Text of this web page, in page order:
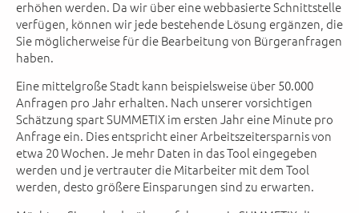
erhöhen werden. Da wir über eine webbasierte Schnittstelle
verfügen, können wir jede bestehende Lösung ergänzen, die
Sie möglicherweise für die Bearbeitung von Bürgeranfragen
haben.
Eine mittelgroße Stadt kann beispielsweise über 50.000
Anfragen pro Jahr erhalten. Nach unserer vorsichtigen
Schätzung spart SUMMETIX im ersten Jahr eine Minute pro
Anfrage ein. Dies entspricht einer Arbeitszeitersparnis von
etwa 20 Wochen. Je mehr Daten in das Tool eingegeben
werden und je vertrauter die Mitarbeiter mit dem Tool
werden, desto größere Einsparungen sind zu erwarten.